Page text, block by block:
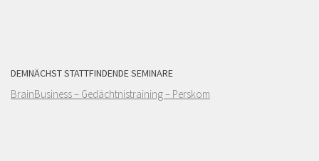
DEMNÄCHST STATTFINDENDE SEMINARE
BrainBusiness – Gedächtnistraining – Perskom